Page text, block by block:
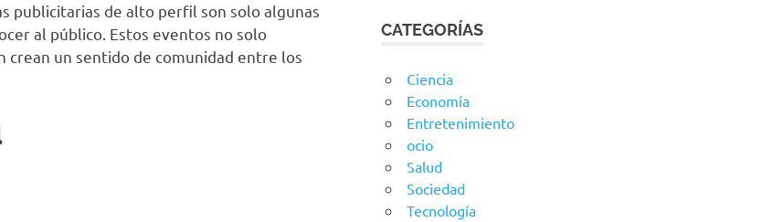
publicitarias de alto perfil son solo algunas
al público. Estos eventos no solo
crean un sentido de comunidad entre los
CATEGORÍAS
Ciencia
Economía
Entretenimiento
ocio
Salud
Sociedad
Tecnología